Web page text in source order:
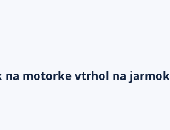
na motorke vtrhol na